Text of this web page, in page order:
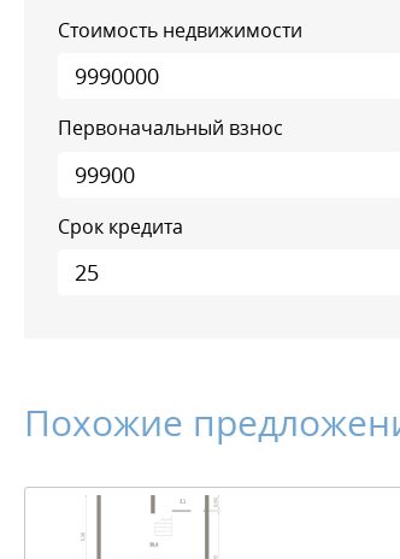
Стоимость недвижимости
Первоначальный взнос
Срок кредита
Похожие